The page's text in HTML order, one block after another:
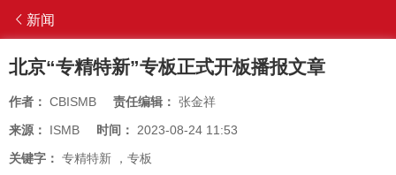
新闻
北京“专精特新”专板正式开板播报文章
作者： CBISMB 责任编辑： 张金祥
来源： ISMB 时间： 2023-08-24 11:53
关键字： 专精特新 ， 专板